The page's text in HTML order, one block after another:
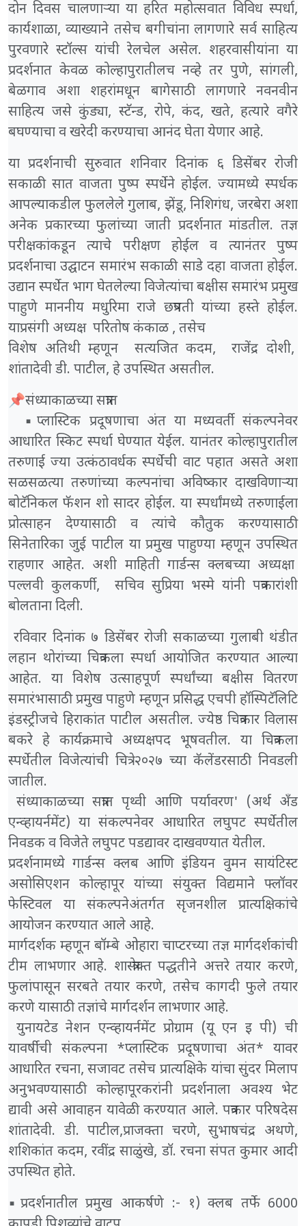
दोन दिवस चालणाऱ्या या हरित महोत्सवात विविध स्पर्धा,
कार्यशाळा, व्याख्याने तसेच बगीचांना लागणारे सर्व साहित्य
पुरवणारे स्टॉल्स यांची रेलचेल असेल. शहरवासीयांना या
प्रदर्शनात केवळ कोल्हापुरातीलच नव्हे तर पुणे, सांगली,
बेळगाव अशा शहरांमधून बागेसाठी लागणारे नवनवीन
साहित्य जसे कुंड्या, स्टॅन्ड, रोपे, कंद, खते, हत्यारे वगैरे
बघण्याचा व खरेदी करण्याचा आनंद घेता येणार आहे.
या प्रदर्शनाची सुरुवात शनिवार दिनांक ६ डिसेंबर रोजी
सकाळी सात वाजता पुष्प स्पर्धेने होईल. ज्यामध्ये स्पर्धक
आपल्याकडील फुललेले गुलाब, झेंडू, निशिगंध, जरबेरा अशा
अनेक प्रकारच्या फुलांच्या जाती प्रदर्शनात मांडतील. तज्ञ
परीक्षकांकडून त्याचे परीक्षण होईल व त्यानंतर पुष्प
प्रदर्शनाचा उद्घाटन समारंभ सकाळी साडे दहा वाजता होईल.
उद्यान स्पर्धेत भाग घेतलेल्या विजेत्यांचा बक्षीस समारंभ प्रमुख
पाहुणे माननीय मधुरिमा राजे छत्रपती यांच्या हस्ते होईल.
याप्रसंगी अध्यक्ष परितोष कंकाळ , तसेच
विशेष अतिथी म्हणून सत्यजित कदम, राजेंद्र दोशी,
शांतादेवी डी. पाटील, हे उपस्थित असतील.
📌संध्याकाळच्या सत्रात
▪️प्लास्टिक प्रदूषणाचा अंत या मध्यवर्ती संकल्पनेवर
आधारित स्किट स्पर्धा घेण्यात येईल. यानंतर कोल्हापुरातील
तरुणाई ज्या उत्कंठावर्धक स्पर्धेची वाट पहात असते अशा
सळसळत्या तरुणांच्या कल्पनांचा अविष्कार दाखविणाऱ्या
बोटॅनिकल फॅशन शो सादर होईल. या स्पर्धांमध्ये तरुणाईला
प्रोत्साहन देण्यासाठी व त्यांचे कौतुक करण्यासाठी
सिनेतारिका जुई पाटील या प्रमुख पाहुण्या म्हणून उपस्थित
राहणार आहेत. अशी माहिती गार्डन्स क्लबच्या अध्यक्षा
पल्लवी कुलकर्णी, सचिव सुप्रिया भस्मे यांनी पत्रकारांशी
बोलताना दिली.
रविवार दिनांक ७ डिसेंबर रोजी सकाळच्या गुलाबी थंडीत
लहान थोरांच्या चित्रकला स्पर्धा आयोजित करण्यात आल्या
आहेत. या विशेष उत्साहपूर्ण स्पर्धांच्या बक्षीस वितरण
समारंभासाठी प्रमुख पाहुणे म्हणून प्रसिद्ध एचपी हॉस्पिटॅलिटि
इंडस्ट्रीजचे हिराकांत पाटील असतील. ज्येष्ठ चित्रकार विलास
बकरे हे कार्यक्रमाचे अध्यक्षपद भूषवतील. या चित्रकला
स्पर्धेतील विजेत्यांची चित्रे २०२७ च्या कॅलेंडरसाठी निवडली
जातील.
संध्याकाळच्या सत्रात पृथ्वी आणि पर्यावरण' (अर्थ अँड
एन्व्हायर्नमेंट) या संकल्पनेवर आधारित लघुपट स्पर्धेतील
निवडक व विजेते लघुपट पडद्यावर दाखवण्यात येतील.
प्रदर्शनामध्ये गार्डन्स क्लब आणि इंडियन वुमन सायंटिस्ट
असोसिएशन कोल्हापूर यांच्या संयुक्त विद्यमाने फ्लॉवर
फेस्टिवल या संकल्पनेअंतर्गत सृजनशील प्रात्यक्षिकांचे
आयोजन करण्यात आले आहे.
मार्गदर्शक म्हणून बॉम्बे ओहारा चाप्टरच्या तज्ञ मार्गदर्शकांची
टीम लाभणार आहे. शास्त्रोक्त पद्धतीने अत्तरे तयार करणे,
फुलांपासून सरबते तयार करणे, तसेच कागदी फुले तयार
करणे यासाठी तज्ञांचे मार्गदर्शन लाभणार आहे.
युनायटेड नेशन एन्व्हायर्नमेंट प्रोग्राम (यू एन इ पी) ची
यावर्षीची संकल्पना *प्लास्टिक प्रदूषणाचा अंत* यावर
आधारित रचना, सजावट तसेच प्रात्यक्षिके यांचा सुंदर मिलाप
अनुभवण्यासाठी कोल्हापूरकरांनी प्रदर्शनाला अवश्य भेट
द्यावी असे आवाहन यावेळी करण्यात आले. पत्रकार परिषदेस
शांतादेवी. डी. पाटील,प्राजक्ता चरणे, सुभाषचंद्र अथणे,
शशिकांत कदम, रवींद्र साळुंखे, डॉ. रचना संपत कुमार आदी
उपस्थित होते.
▪️प्रदर्शनातील प्रमुख आकर्षणे :- १) क्लब तर्फे 6000